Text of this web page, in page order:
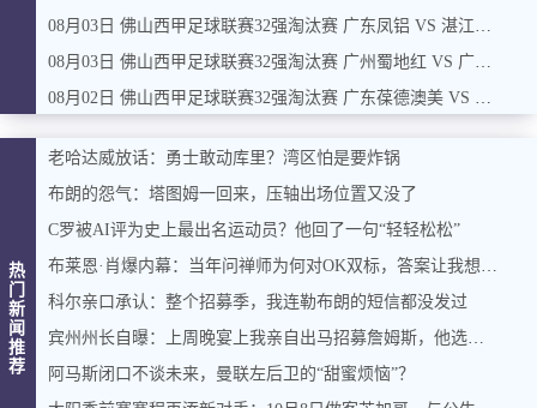
08月03日 佛山西甲足球联赛32强淘汰赛 广东凤铝 VS 湛江八部科技 全场录像
08月03日 佛山西甲足球联赛32强淘汰赛 广州蜀地红 VS 广州戴拿模 全场录像
08月02日 佛山西甲足球联赛32强淘汰赛 广东葆德澳美 VS 白坭兴龙 全场录像
热
门
新
闻
推
荐
老哈达威放话：勇士敢动库里？湾区怕是要炸锅
布朗的怨气：塔图姆一回来，压轴出场位置又没了
C罗被AI评为史上最出名运动员？他回了一句“轻轻松松”
布莱恩·肖爆内幕：当年问禅师为何对OK双标，答案让我想起训狗那套
科尔亲口承认：整个招募季，我连勒布朗的短信都没发过
宾州州长自曝：上周晚宴上我亲自出马招募詹姆斯，他选了费城，我挺高兴
阿马斯闭口不谈未来，曼联左后卫的“甜蜜烦恼”？